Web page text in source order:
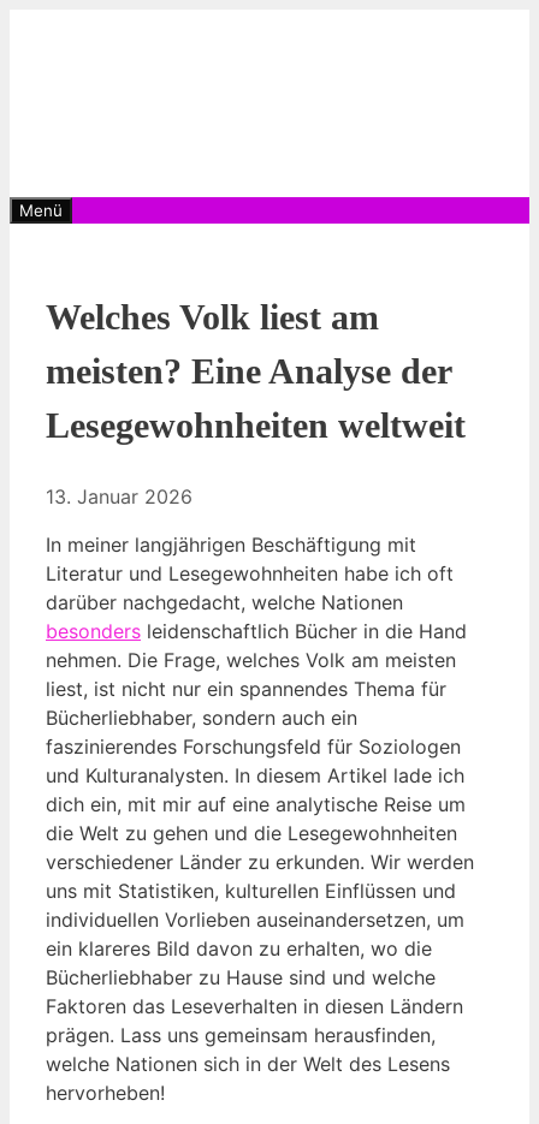
Menü
Welches Volk liest am
meisten? Eine Analyse der
Lesegewohnheiten weltweit
13. Januar 2026
In meiner langjährigen Beschäftigung mit
Literatur und Lesegewohnheiten habe ich oft
darüber nachgedacht, welche Nationen
besonders leidenschaftlich Bücher in die Hand
nehmen. Die Frage, welches Volk am meisten
liest, ist nicht nur ein spannendes Thema für
Bücherliebhaber, sondern auch ein
faszinierendes Forschungsfeld für Soziologen
und Kulturanalysten. In diesem Artikel lade ich
dich ein, mit mir auf eine analytische Reise um
die Welt zu gehen und die Lesegewohnheiten
verschiedener Länder zu erkunden. Wir werden
uns mit Statistiken, kulturellen Einflüssen und
individuellen Vorlieben auseinandersetzen, um
ein klareres Bild davon zu erhalten, wo die
Bücherliebhaber zu Hause sind und welche
Faktoren das Leseverhalten in diesen Ländern
prägen. Lass uns gemeinsam herausfinden,
welche Nationen sich in der Welt des Lesens
hervorheben!